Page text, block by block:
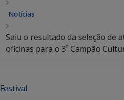
Notícias
Saiu o resultado da seleção de
oficinas para o 3º Campão
Festival